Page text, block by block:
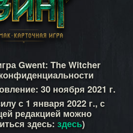
Gwent: The Witcher
30 ноября 2021 г.
с 1 января 2022 г., с
редакцией можно
здесь: здесь)